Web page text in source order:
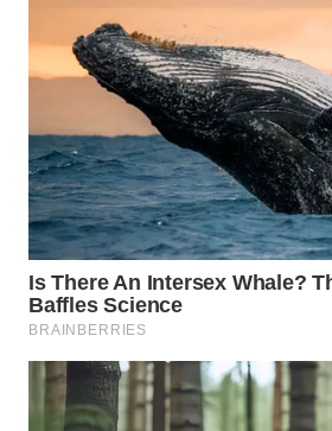
PRIANGAN
TIMUR
WN
SEMARANG
WN
SOLO
WN
BOROBUDUR
WN
MADURA